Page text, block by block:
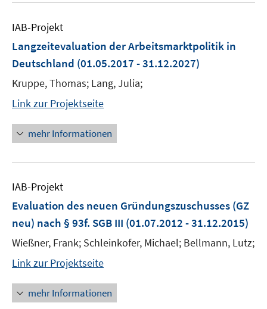
IAB-Projekt
Langzeitevaluation der Arbeitsmarktpolitik in
Deutschland (01.05.2017 - 31.12.2027)
Kruppe, Thomas; Lang, Julia;
Link zur Projektseite
mehr Informationen
IAB-Projekt
Evaluation des neuen Gründungszuschusses (GZ
neu) nach § 93f. SGB III (01.07.2012 - 31.12.2015)
Wießner, Frank; Schleinkofer, Michael; Bellmann, Lutz;
Link zur Projektseite
mehr Informationen